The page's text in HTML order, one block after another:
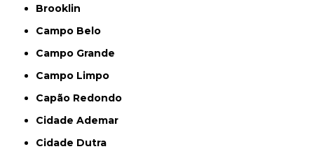
Brooklin
Campo Belo
Campo Grande
Campo Limpo
Capão Redondo
Cidade Ademar
Cidade Dutra